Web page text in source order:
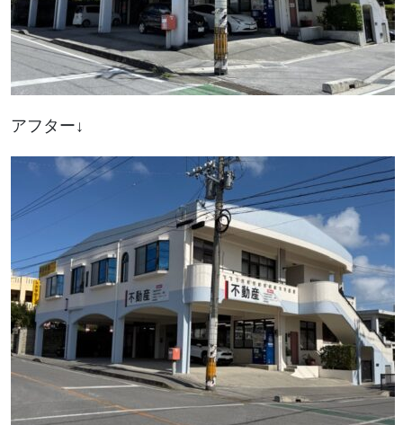
アフター↓